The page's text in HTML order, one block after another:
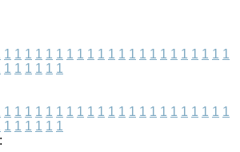
1 1 1 1 1 1 1 1 1 1 1 1 1 1 1 1 1 1 1 1 1 1
1 1 1 1 1 1
1 1 1 1 1 1 1 1 1 1 1 1 1 1 1 1 1 1 1 1 1 1
1 1 1 1 1 1